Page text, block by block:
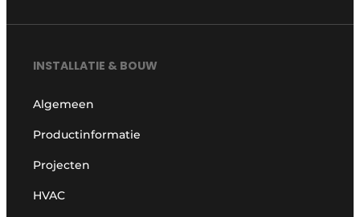
INSTALLATIE & BOUW
Algemeen
Productinformatie
Projecten
HVAC